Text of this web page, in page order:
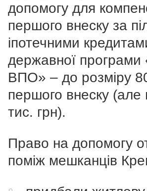
допомогу для
першого внеску за
іпотечними
державної
ВПО» – до розміру
першого внеску
тис. грн).
Право на допомогу
поміж мешканців